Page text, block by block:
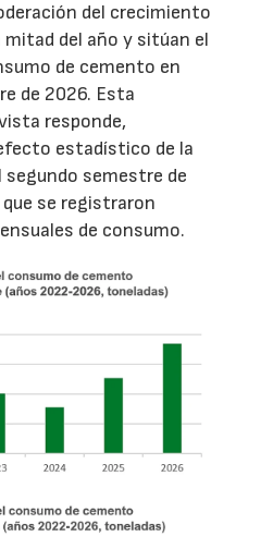
del crecimiento
del año y sitúan el
de cemento en
de 2026. Esta
responde,
estadístico de la
semestre de
se registraron
de consumo.